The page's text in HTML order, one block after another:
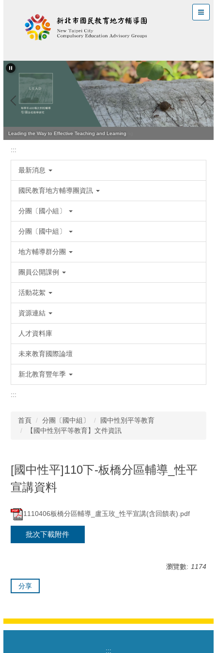
區
Quality Teaching Is Vital for Improving Student Learning
Leading the Way to Effective Teaching and Learning
:::
最新消息
國民教育地方輔導團資訊
分團〔國小組〕
分團〔國中組〕
地方輔導群分團
團員公開課例
活動花絮
資源連結
人才資料庫
未來教育國際論壇
新北教育豐年季
:::
首頁 分團〔國中組〕
國中性別平等教育
【國中性別平等教育】文件資訊
[國中性平]110下-板橋分區輔導_性平
宣講資料
1110406板橋分區輔導_盧玉玫_性平宣講(含回饋表).pdf
批次下載附件
瀏覽數: 1174
分享
:::